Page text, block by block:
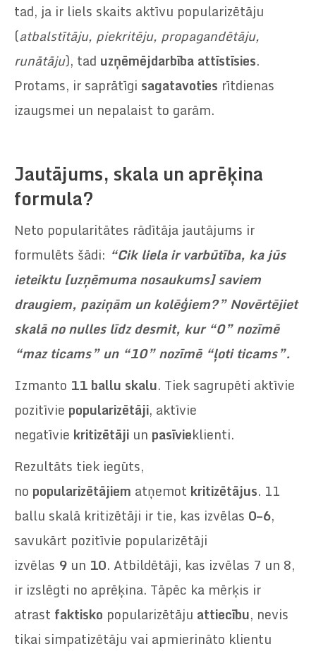
tad, ja ir liels skaits aktīvu popularizētāju
(atbalstītāju, piekritēju, propagandētāju,
runātāju), tad uzņēmējdarbība attīstīsies.
Protams, ir saprātīgi sagatavoties rītdienas
izaugsmei un nepalaist to garām.
Jautājums, skala un aprēķina
formula?
Neto popularitātes rādītāja jautājums ir
formulēts šādi: “Cik liela ir varbūtība, ka jūs
ieteiktu [uzņēmuma nosaukums] saviem
draugiem, paziņām un kolēģiem?” Novērtējiet
skalā no nulles līdz desmit, kur “0” nozīmē
“maz ticams” un “10” nozīmē “ļoti ticams”.
Izmanto 11 ballu skalu. Tiek sagrupēti aktīvie
pozitīvie popularizētāji, aktīvie
negatīvie kritizētāji un pasīvieklienti.
Rezultāts tiek iegūts,
no popularizētājiem atņemot kritizētājus. 11
ballu skalā kritizētāji ir tie, kas izvēlas 0–6,
savukārt pozitīvie popularizētāji
izvēlas 9 un 10. Atbildētāji, kas izvēlas 7 un 8,
ir izslēgti no aprēķina. Tāpēc ka mērķis ir
atrast faktisko popularizētāju attiecību, nevis
tikai simpatizētāju vai apmierināto klientu